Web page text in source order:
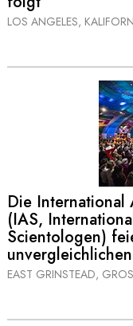
LOS ANGELES,
Die
(IAS,
Scientologen)
EAST GRINSTEAD,